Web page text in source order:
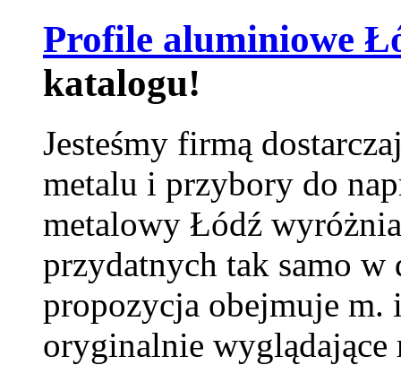
Profile aluminiowe
katalogu!
Jesteśmy firmą
metalu i przybory do
metalowy Łódź
przydatnych tak samo w
propozycja obejmuje m.
oryginalnie wyglądające